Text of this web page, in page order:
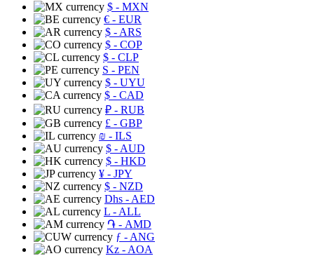
$ - MXN
€ - EUR
$ - ARS
$ - COP
$ - CLP
S - PEN
$ - UYU
$ - CAD
₽ - RUB
£ - GBP
₪ - ILS
$ - AUD
$ - HKD
¥ - JPY
$ - NZD
Dhs - AED
L - ALL
֏ - AMD
ƒ - ANG
Kz - AOA